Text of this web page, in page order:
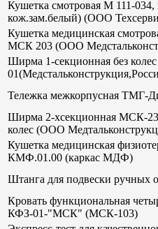
Кушетка смотровая М 111-034,
кож.зам.белый) (ООО
Кушетка медицинская
МСК 203 (ООО
Ширма 1-секционная без
Тележка межкорпусная ТМГ-
Ширма 2-хсекционная МСК-
колес (ООО
Кушетка медицинская
КМФ.01.00 (каркас МДФ)
Штанга для подвески ручных
Кровать функциональная
КФЗ-01-"МСК" (МСК-103)